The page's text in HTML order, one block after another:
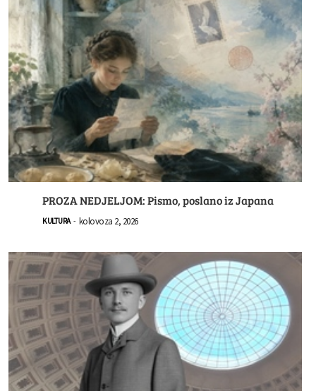
PROZA NEDJELJOM: Pismo, poslano iz Japana
KULTURA - kolovoza 2, 2026